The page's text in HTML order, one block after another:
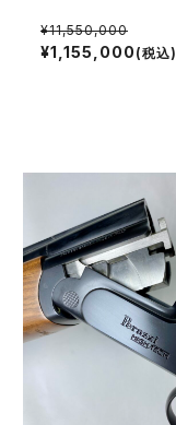
¥11,550,000
¥1,155,000 (税込)